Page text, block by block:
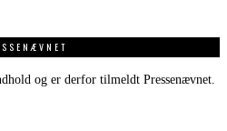
og er derfor tilmeldt Pressenævnet.